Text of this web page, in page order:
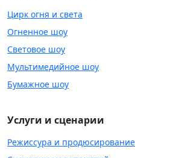
Цирк огня и света
Огненное шоу
Световое шоу
Мультимедийное шоу
Бумажное шоу
Услуги и сценарии
Режиссура и продюсирование